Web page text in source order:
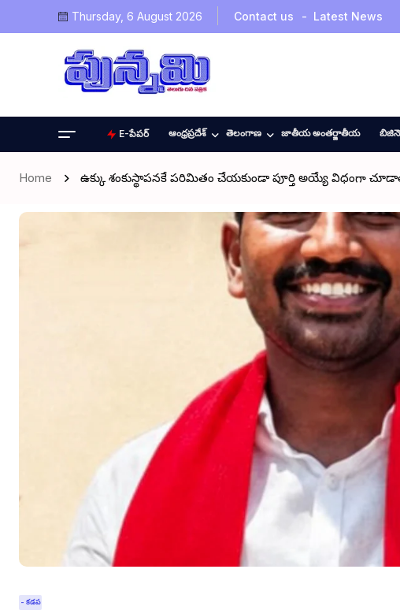
Thursday, 6 August 2026 Contact us Latest News
E-పేపర్ ఆంధ్రప్రదేశ్ తెలంగాణ జాతీయ అంతర్జాతీయ
Home ఉక్కు శంకుస్థాపనకే పరిమితం చేయకుండా పూర్తి అయ్యే విధంగా
- కడప